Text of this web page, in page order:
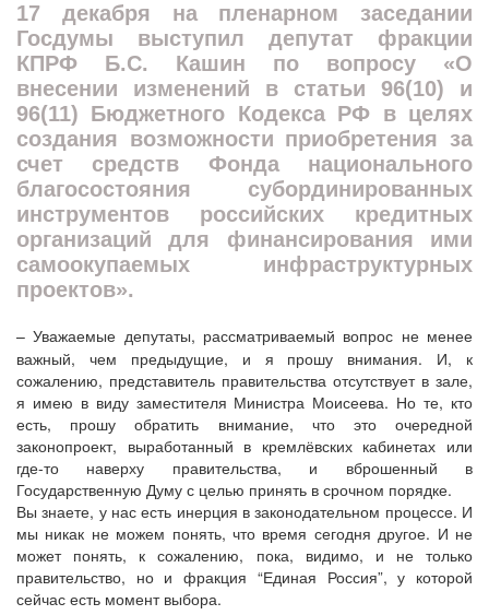
17 декабря на пленарном заседании
Госдумы выступил депутат фракции
КПРФ Б.С. Кашин по вопросу «О
внесении изменений в статьи 96(10) и
96(11) Бюджетного Кодекса РФ в целях
создания возможности приобретения за
счет средств Фонда национального
благосостояния субординированных
инструментов российских кредитных
организаций для финансирования ими
самоокупаемых инфраструктурных
проектов».
– Уважаемые депутаты, рассматриваемый вопрос не менее
важный, чем предыдущие, и я прошу внимания. И, к
сожалению, представитель правительства отсутствует в зале,
я имею в виду заместителя Министра Моисеева. Но те, кто
есть, прошу обратить внимание, что это очередной
законопроект, выработанный в кремлёвских кабинетах или
где-то наверху правительства, и вброшенный в
Государственную Думу с целью принять в срочном порядке.
Вы знаете, у нас есть инерция в законодательном процессе. И
мы никак не можем понять, что время сегодня другое. И не
может понять, к сожалению, пока, видимо, и не только
правительство, но и фракция “Единая Россия”, у которой
сейчас есть момент выбора.